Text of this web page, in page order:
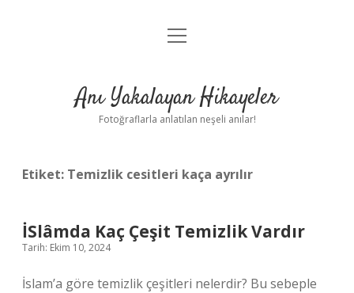
Anasayfa
Yasal Uyarı
menüyü
Anı Yakalayan Hikayeler
Fotoğraflarla anlatılan neşeli anılar!
Etiket: Temizlik cesitleri kaça ayrılır
İSlâmda Kaç Çeşit Temizlik Vardır
Tarih: Ekim 10, 2024
İslam’a göre temizlik çeşitleri nelerdir? Bu sebeple